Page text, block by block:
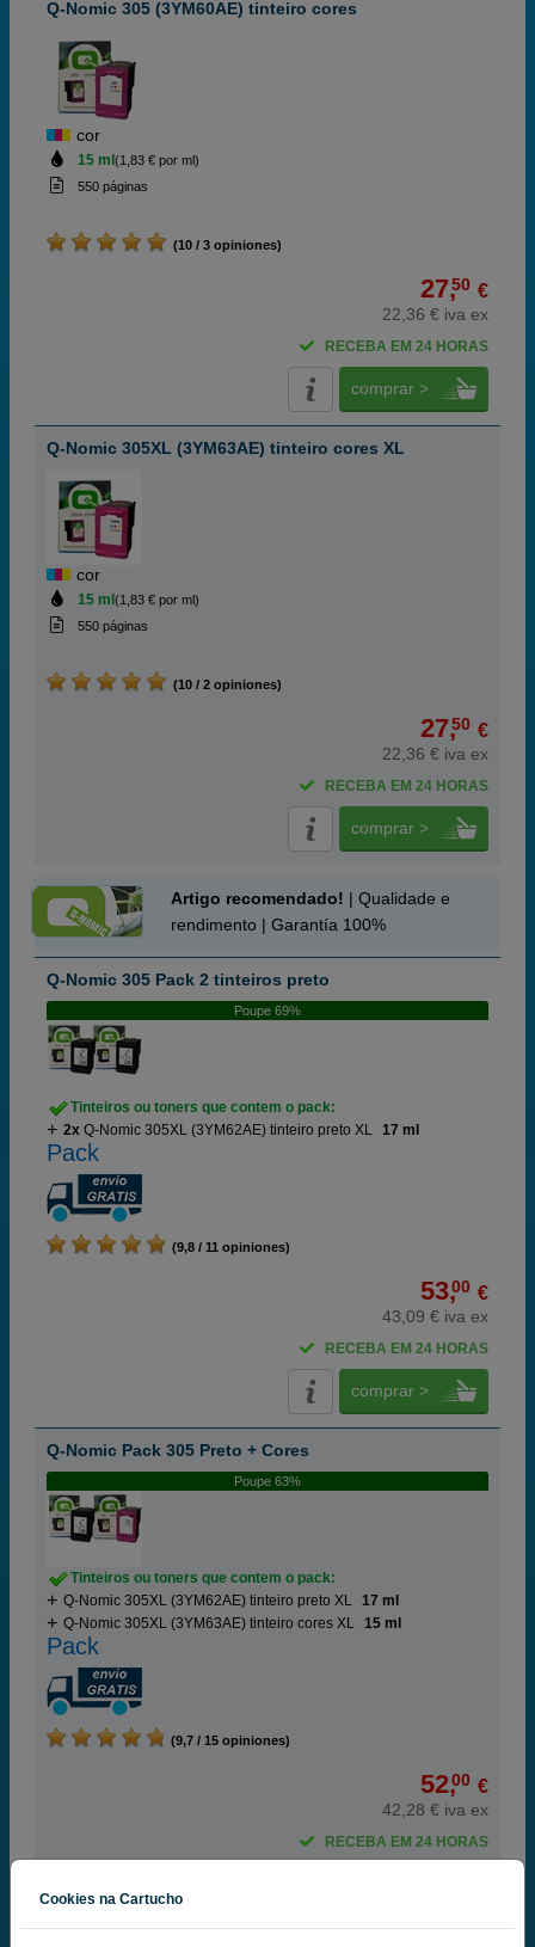
Q-Nomic 305 (3YM60AE) tinteiro cores
cor
15 ml (1,83 € por ml)
550 páginas
(10 / 3 opiniones)
27,50 €
22,36 € iva ex
RECEBA EM 24 HORAS
comprar >
Q-Nomic 305XL (3YM63AE) tinteiro cores XL
cor
15 ml (1,83 € por ml)
550 páginas
(10 / 2 opiniones)
27,50 €
22,36 € iva ex
RECEBA EM 24 HORAS
comprar >
Artigo recomendado! | Qualidade e
rendimento | Garantía 100%
Q-Nomic 305 Pack 2 tinteiros preto
Poupe 69%
Tinteiros ou toners que contem o pack:
2x Q-Nomic 305XL (3YM62AE) tinteiro preto XL 17 ml
Pack
(9,8 / 11 opiniones)
53,00 €
43,09 € iva ex
RECEBA EM 24 HORAS
comprar >
Q-Nomic Pack 305 Preto + Cores
Poupe 63%
Tinteiros ou toners que contem o pack:
Q-Nomic 305XL (3YM62AE) tinteiro preto XL 17 ml
Q-Nomic 305XL (3YM63AE) tinteiro cores XL 15 ml
Pack
(9,7 / 15 opiniones)
52,00 €
42,28 € iva ex
RECEBA EM 24 HORAS
Cookies na Cartucho